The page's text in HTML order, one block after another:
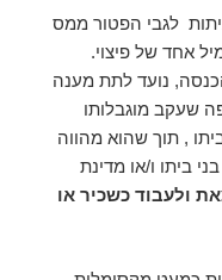
89 אחוז לצמיתות לגבי הפטור ממס
אחד של פיצוי.
נועד לתת מענה
שעקב מוגבלותו
, תוך שהוא מהווה
ביתו ו/או מדינת
ולעבוד כשכיר או